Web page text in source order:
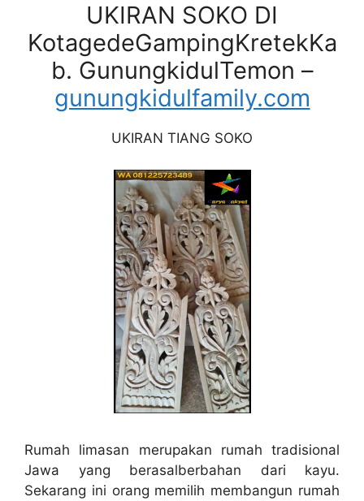
UKIRAN SOKO DI
KotagedeGampingKretekKa
b. GunungkidulTemon –
gunungkidulfamily.com
UKIRAN TIANG SOKO
Rumah limasan merupakan rumah tradisional
Jawa yang berasalberbahan dari kayu.
Sekarang ini orang memilih membangun rumah